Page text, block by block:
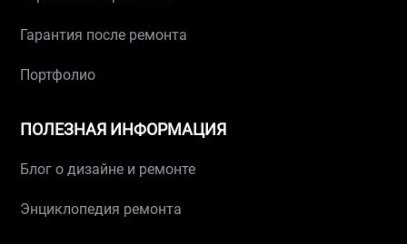
Гарантия после ремонта
Портфолио
ПОЛЕЗНАЯ ИНФОРМАЦИЯ
Блог о дизайне и ремонте
Энциклопедия ремонта